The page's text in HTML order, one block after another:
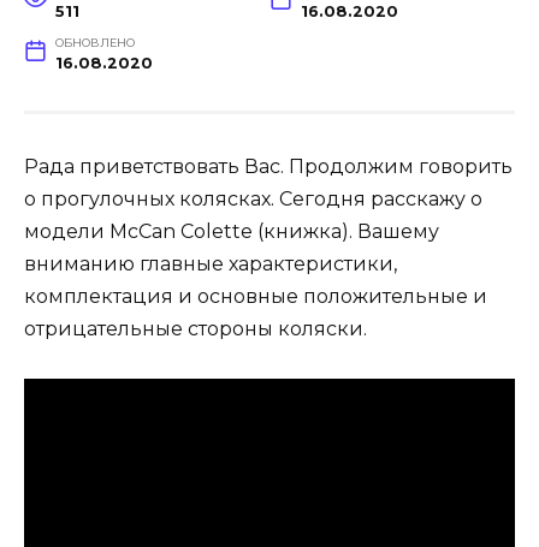
511 16.08.2020
ОБНОВЛЕНО
16.08.2020
Рада приветствовать Вас. Продолжим говорить
о прогулочных колясках. Сегодня расскажу о
модели McCan Colette (книжка). Вашему
вниманию главные характеристики,
комплектация и основные положительные и
отрицательные стороны коляски.